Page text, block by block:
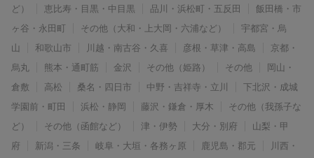
ど）
恵比寿・目黒・中目黒 品川・浜松町・五反田
飯田橋・市
ヶ谷・永田町
その他（大和・上大岡・六浦など）
宇都宮・烏
山
和歌山市 川越・南古谷・久喜 彦根・草津・高島
京都・
烏丸
熊本・通町筋 金沢 その他（姫路） その他
岡山・
倉敷
高松 桑名・四日市 中野・吉祥寺・立川
下北沢・成城
学園前・町田
浜松・静岡 藤沢・鎌倉・厚木
その他（我孫子な
ど）
その他（函館など） 津・伊勢 大分・別府
山梨・甲
府
新潟・三条 岐阜・大垣・各務ヶ原 鹿児島・郡元
川西・